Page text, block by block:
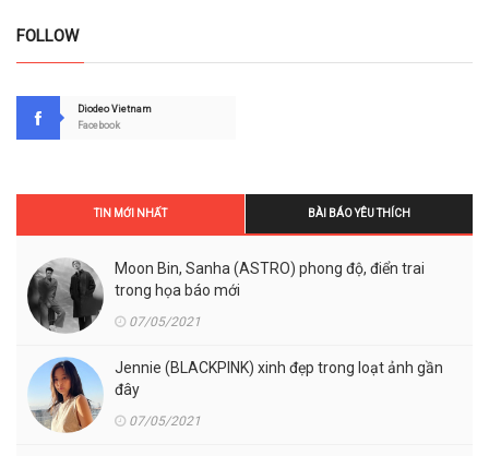
FOLLOW
Diodeo Vietnam
Facebook
TIN MỚI NHẤT BÀI BÁO YÊU THÍCH
Moon Bin, Sanha (ASTRO) phong độ, điển trai
trong họa báo mới
07/05/2021
Jennie (BLACKPINK) xinh đẹp trong loạt ảnh gần
đây
07/05/2021